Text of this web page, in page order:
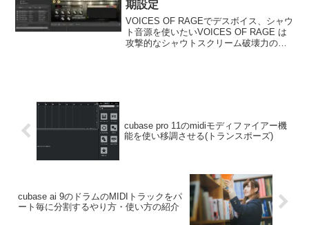
期設定
VOICES OF RAGEでデスボイス、シャウ
ト音源を使いたいVOICES OF RAGE は
攻撃的なシャウトスクリーム破壊力のあ
cubase pro 11のmidiモディファイアー機
能を使い移調させる(トランスポーズ)
cubase ai 9のドラムのMIDIトラックをパ
ート毎に分割するやり方・使い方の紹介